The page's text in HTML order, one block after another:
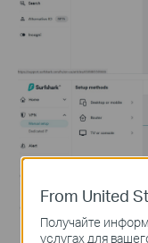
From United
Получайте
услугах для